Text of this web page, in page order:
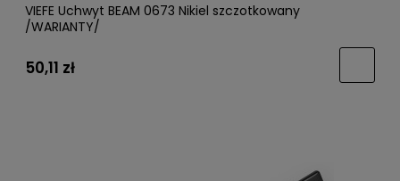
VIEFE Uchwyt BEAM 0673 Nikiel szczotkowany
/WARIANTY/
50,11 zł